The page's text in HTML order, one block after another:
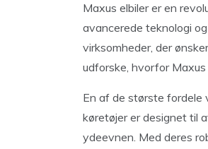
Maxus elbiler er en
avancerede teknologi
virksomheder, der
udforske, hvorfor
En af de største fordele
køretøjer er designet til
ydeevnen. Med deres